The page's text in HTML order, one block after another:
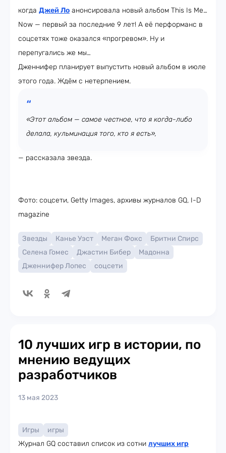
когда Джей Ло анонсировала новый альбом This Is Me…
Now — первый за последние 9 лет! А её перформанс в
соцсетях тоже оказался «прогревом». Ну и
перепугались же мы…
Дженнифер планирует выпустить новый альбом в июле
этого года. Ждём с нетерпением.
«Этот альбом — самое честное, что я когда-либо
делала, кульминация того, кто я есть»,
— рассказала звезда.
Фото: соцсети, Getty Images, архивы журналов GQ, I-D
magazine
Звезды Канье Уэст Меган Фокс
Бритни Спирс
Селена Гомес
Джастин Бибер
Мадонна
Дженнифер Лопес
соцсети
10 лучших игр в истории, по
мнению ведущих
разработчиков
13 мая 2023
Игры
игры
Журнал GQ составил список из сотни лучших игр